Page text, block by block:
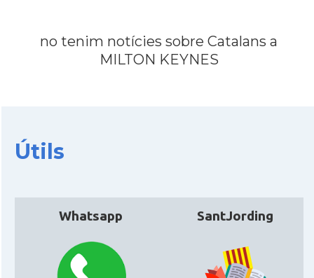
CAMON Catalans a DERRY
CAMON
Catalans a Glasgow -Escòcia -
Scotland
CAMON Catalans a GUERNSEY
no tenim notícies sobre Catalans a
MILTON KEYNES
Útils
Whatsapp SantJording